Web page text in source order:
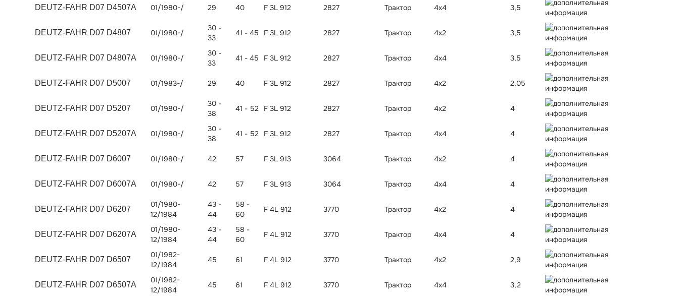
DEUTZ-FAHR D07 D4507A 01/1980-/ 29 40 F 3L 912 2827 Трактор 4x4 3,5
DEUTZ-FAHR D07 D4807 01/1980-/
30 -
33
41 - 45 F 3L 912 2827 Трактор 4x2 3,5
DEUTZ-FAHR D07 D4807A 01/1980-/
30 -
33
41 - 45 F 3L 912 2827 Трактор 4x4 3,5
DEUTZ-FAHR D07 D5007 01/1983-/ 29 40 F 3L 912 2827 Трактор 4x2 2,05
DEUTZ-FAHR D07 D5207 01/1980-/
30 -
38
41 - 52 F 3L 912 2827 Трактор 4x2 4
DEUTZ-FAHR D07 D5207A 01/1980-/
30 -
38
41 - 52 F 3L 912 2827 Трактор 4x4 4
DEUTZ-FAHR D07 D6007 01/1980-/ 42 57 F 3L 913 3064 Трактор 4x2 4
DEUTZ-FAHR D07 D6007A 01/1980-/ 42 57 F 3L 913 3064 Трактор 4x4 4
DEUTZ-FAHR D07 D6207
01/1980-
12/1984
43 -
44
58 -
60
F 4L 912 3770 Трактор 4x2 4
DEUTZ-FAHR D07 D6207A
01/1980-
12/1984
43 -
44
58 -
60
F 4L 912 3770 Трактор 4x4 4
DEUTZ-FAHR D07 D6507
01/1982-
12/1984
45 61 F 4L 912 3770 Трактор 4x2 2,9
DEUTZ-FAHR D07 D6507A
01/1982-
12/1984
45 61 F 4L 912 3770 Трактор 4x4 3,2